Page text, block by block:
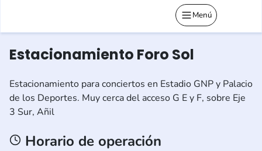
Menú
Estacionamiento Foro Sol
Estacionamiento para conciertos en Estadio GNP y Palacio
de los Deportes. Muy cerca del acceso G E y F, sobre Eje
3 Sur, Añil
Horario de operación